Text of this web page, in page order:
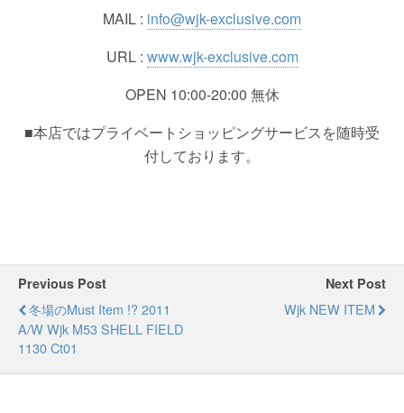
MAIL : info@wjk-exclusive.com
URL : www.wjk-exclusive.com
OPEN 10:00-20:00 無休
■本店ではプライベートショッピングサービスを随時受
付しております。
Previous Post
冬場のmust Item !? 2011
A/W Wjk M53 SHELL FIELD
1130 Ct01
Next Post
Wjk NEW ITEM